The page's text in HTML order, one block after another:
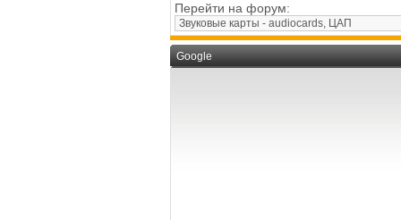
Перейти на форум:
Google